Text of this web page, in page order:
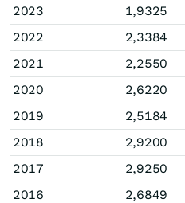
2023
1,9325
2022
2,3384
2021
2,2550
2020
2,6220
2019
2,5184
2018
2,9200
2017
2,9250
2016
2,6849